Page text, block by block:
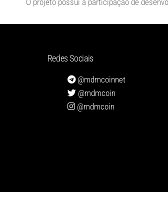
O projeto possui a participação de
Redes Sociais
@mdmcoinnet
@mdmcoin
@mdmcoin